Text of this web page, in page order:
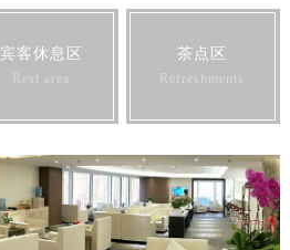
宾客休息区
Rest area
茶点区
Refreshments